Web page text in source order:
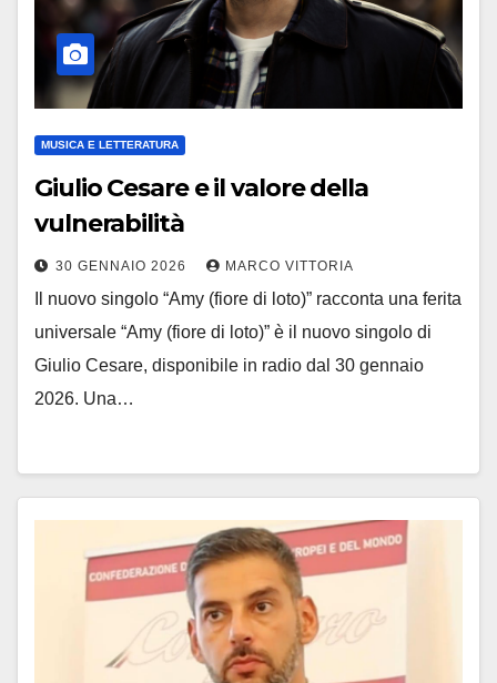
MUSICA E LETTERATURA
Giulio Cesare e il valore della
vulnerabilità
30 GENNAIO 2026 MARCO VITTORIA
Il nuovo singolo “Amy (fiore di loto)” racconta una ferita
universale “Amy (fiore di loto)” è il nuovo singolo di
Giulio Cesare, disponibile in radio dal 30 gennaio
2026. Una…